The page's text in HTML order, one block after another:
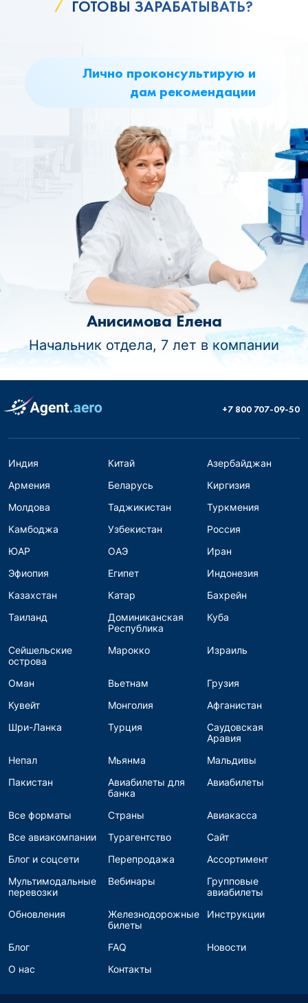
ГОТОВЫ ЗАРАБАТЫВАТЬ?
Лично проконсультирую и
дам рекомендации
Анисимова Елена
Начальник отдела, 7 лет в компании
+7 800 707-09-50
Индия Китай
Азербайджан
Армения
Беларусь
Киргизия
Молдова
Таджикистан
Туркмения
Камбоджа
Узбекистан
Россия
ЮАР
ОАЭ
Иран
Эфиопия
Египет
Индонезия
Казахстан
Катар
Бахрейн
Таиланд
Доминиканская
Республика
Куба
Сейшельские
острова
Марокко Израиль
Оман Вьетнам
Грузия
Кувейт
Монголия
Афганистан
Шри-Ланка
Турция
Саудовская
Аравия
Непал
Мьянма
Мальдивы
Пакистан
Авиабилеты для
банка
Авиабилеты
Все форматы Страны
Авиакасса
Все авиакомпании
Турагентство
Сайт
Блог и соцсети
Перепродажа
Ассортимент
Мультимодальные
перевозки
Вебинары
Групповые
авиабилеты
Обновления
Железнодорожные
билеты
Инструкции
Блог FAQ
Новости
О нас
Контакты